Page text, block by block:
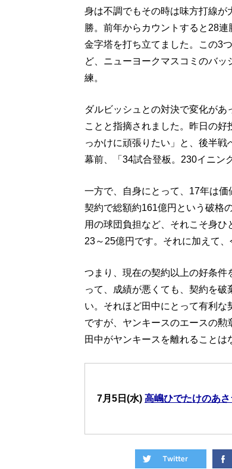
身は不調でもその時は味方打線
勝。前年からカウントすると28
金字塔を打ち立てました。この3
ど、ニューヨークマスコミのバ
練。
ダルビッシュとの対決で変化が
ことと指摘されました。昨日の
っかけに頑張りたい」と、後半
幕前、「34試合登板。230イニン
一方で、自身にとって、17年は
契約で総額約161億円という破格
用の球団負担など、それこそ身
23～25億円です。それに加えて
つまり、現在の契約以上の好条
って、成績が悪くても、契約を
い。それほど田中にとって有利な
ですが、ヤンキースのエースの勲
田中がヤンキースを離れることは
7月5日(水) 高嶋ひでたけのあさ